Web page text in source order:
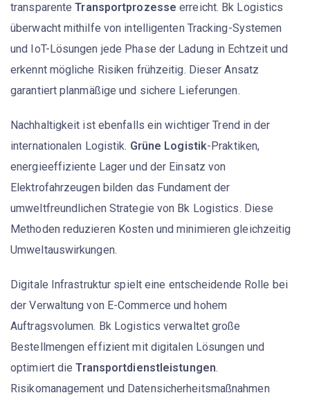
transparenteTransportprozesse erreicht. Bk Logistics
überwacht mithilfe von intelligenten Tracking-Systemen
und IoT-Lösungen jede Phase der Ladung in Echtzeit und
erkennt mögliche Risiken frühzeitig. Dieser Ansatz
garantiert planmäßige und sichere Lieferungen.
Nachhaltigkeit ist ebenfalls ein wichtiger Trend in der
internationalen Logistik. Grüne Logistik-Praktiken,
energieeffiziente Lager und der Einsatz von
Elektrofahrzeugen bilden das Fundament der
umweltfreundlichen Strategie von Bk Logistics. Diese
Methoden reduzieren Kosten und minimieren gleichzeitig
Umweltauswirkungen.
Digitale Infrastruktur spielt eine entscheidende Rolle bei
der Verwaltung von E-Commerce und hohem
Auftragsvolumen. Bk Logistics verwaltet große
Bestellmengen effizient mit digitalen Lösungen und
optimiert dieTransportdienstleistungen.
Risikomanagement und Datensicherheitsmaßnahmen